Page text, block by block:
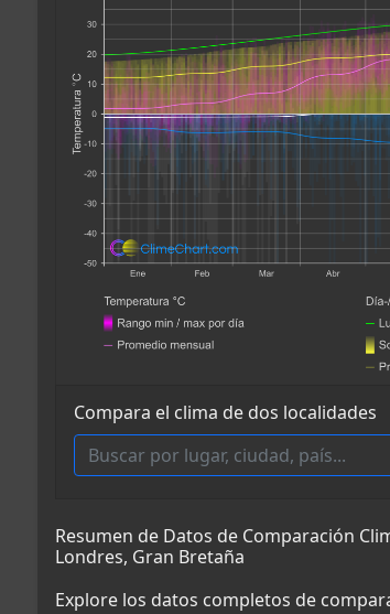
Compara el clima de dos localidades
Resumen de Datos de Comparación
Londres, Gran Bretaña
Explore los datos completos de